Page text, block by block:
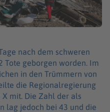
nach dem schweren
Tote geborgen worden. Im
in den Trümmern von
die Regionalregierung
mit. Die Zahl der als
lag jedoch bei 43 und die